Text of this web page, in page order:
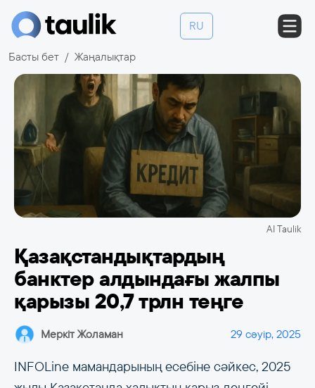
RU
Басты бет Жаңалықтар
AI Taulik
Қазақстандықтардың
банктер алдындағы жалпы
қарызы 20,7 трлн теңге
Меркіт Жоламан 29 сәуір, 2025
INFOLine мамандарының есебіне сәйкес, 2025